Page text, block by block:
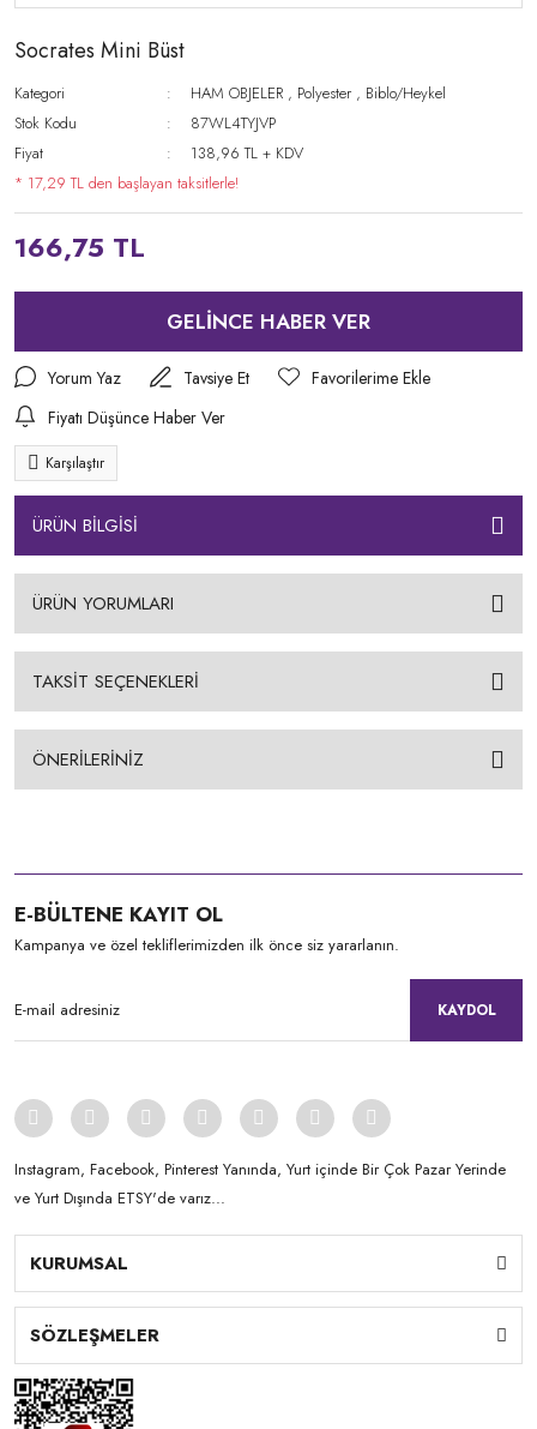
Socrates Mini Büst
Kategori HAM OBJELER , Polyester , Biblo/Heykel
Stok Kodu
87WL4TYJVP
Fiyat
138,96 TL + KDV
* 17,29 TL den başlayan taksitlerle!
166,75 TL
GELİNCE HABER VER
Yorum Yaz
Tavsiye Et
Fiyatı Düşünce Haber Ver
Karşılaştır
ÜRÜN BİLGİSİ
ÜRÜN YORUMLARI
TAKSİT SEÇENEKLERİ
ÖNERİLERİNİZ
E-BÜLTENE KAYIT OL
Kampanya ve özel tekliflerimizden ilk önce siz yararlanın.
KAYDOL
Instagram, Facebook, Pinterest Yanında, Yurt içinde Bir Çok Pazar Yerinde
ve Yurt Dışında ETSY'de varız...
KURUMSAL
SÖZLEŞMELER